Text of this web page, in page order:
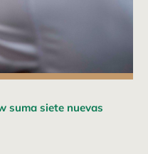
suma siete nuevas